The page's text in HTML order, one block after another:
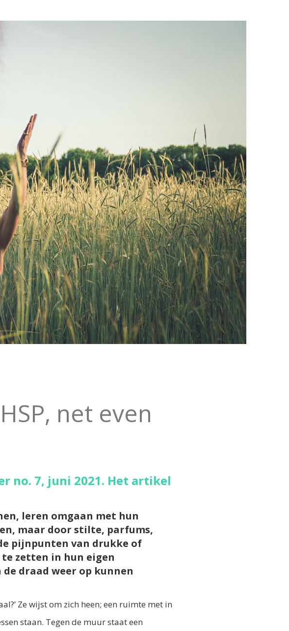
net even
no. 7, juni 2021. Het artikel
leren omgaan met hun
maar door stilte, parfums,
pijnpunten van drukke of
te zetten in hun eigen
draad weer op kunnen
Ze wijst om zich heen; een ruimte met in
staan. Tegen de muur staat een